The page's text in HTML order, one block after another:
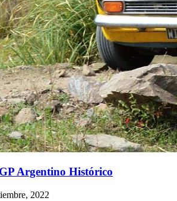
Argentino Histórico
2022